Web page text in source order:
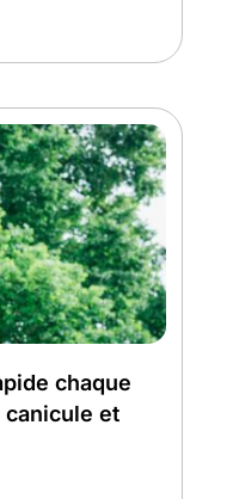
chaque
canicule et